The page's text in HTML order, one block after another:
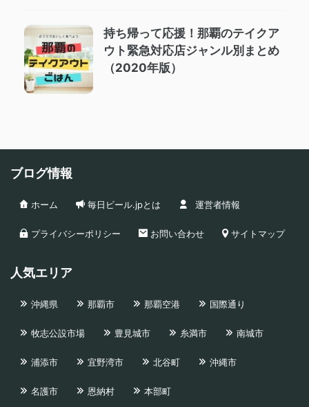
持ち帰って応援！那覇のテイクア
ウト緊急対応店ジャンル別まとめ
（2020年版）
ブログ情報
ホーム 毎日ビール.jpとは 運営者情報
プライバシーポリシー お問い合わせ サイトマップ
人気エリア
沖縄県 那覇市 那覇空港 国際通り
牧志公設市場 豊見城市 糸満市 南城市
浦添市 宜野湾市 北谷町 沖縄市
名護市 恩納村 本部町